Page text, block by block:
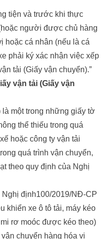
tiện và trước khi thực
người được chủ hàng
hoặc cá nhân (nếu là cá
phải ký xác nhận việc xếp
tải (Giấy vận chuyển).”
vận tải (Giấy vận
một trong những giấy tờ
thể thiếu trong quá
hoặc công ty vận tải
quá trình vận chuyển,
theo quy định của Nghị
định100/2019/NĐ-CP
khiển xe ô tô tải, máy kéo
rơ moóc được kéo theo)
chuyển hàng hóa vi